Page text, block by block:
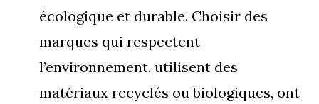
écologique et durable. Choisir des
marques qui respectent
l’environnement, utilisent des
matériaux recyclés ou biologiques, ont